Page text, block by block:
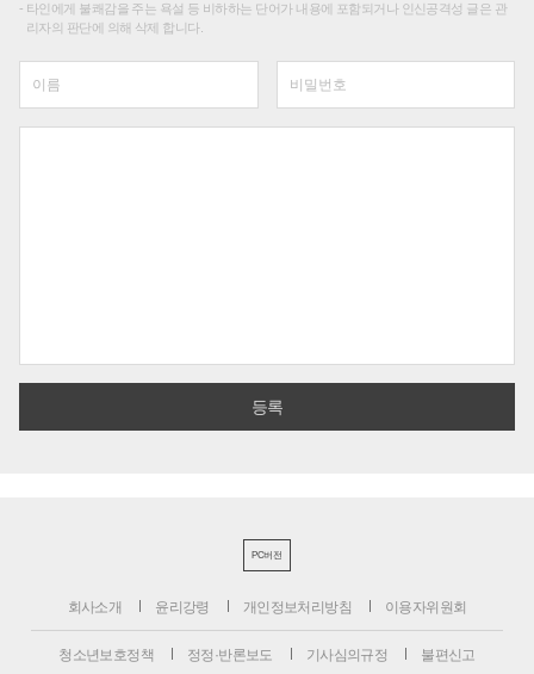
타인에게 불쾌감을 주는 욕설 등 비하하는 단어가 내용에 포함되거나 인신공격성 글은 관
리자의 판단에 의해 삭제 합니다.
PC버전
회사소개 윤리강령 개인정보처리방침 이용자위원회
청소년보호정책 정정·반론보도 기사심의규정 불편신고